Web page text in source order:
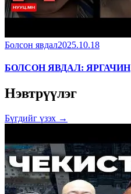
Болсон явдал2025.10.18
БОЛСОН ЯВДАЛ: ЯРГАЧИН
Нэвтрүүлэг
Бүгдийг үзэх →